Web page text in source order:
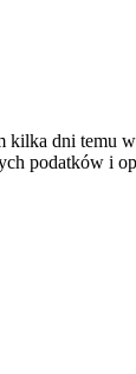
kilka dni temu
podatków i